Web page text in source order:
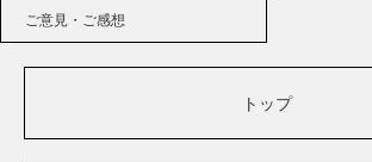
ご意見・ご感想
トップ